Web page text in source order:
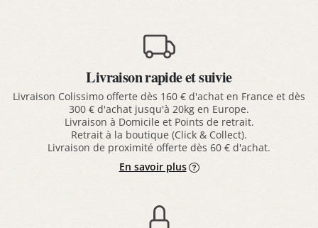
Livraison rapide et suivie
Livraison Colissimo offerte dès 160 € d'achat en France et dès
300 € d'achat jusqu'à 20kg en Europe.
Livraison à Domicile et Points de retrait.
Retrait à la boutique (Click & Collect).
Livraison de proximité offerte dès 60 € d'achat.
En savoir plus